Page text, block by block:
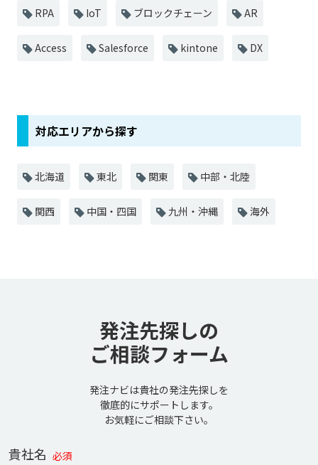
RPA IoT ブロックチェーン AR
Access Salesforce kintone DX
対応エリアから探す
北海道 東北 関東 中部・北陸
関西 中国・四国 九州・沖縄 海外
発注先探しの
ご相談フォーム
発注ナビは貴社の発注先探しを
徹底的にサポートします。
お気軽にご相談下さい。
貴社名 必須